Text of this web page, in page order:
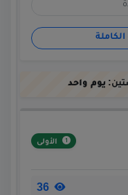
يوم واحد
الأولى